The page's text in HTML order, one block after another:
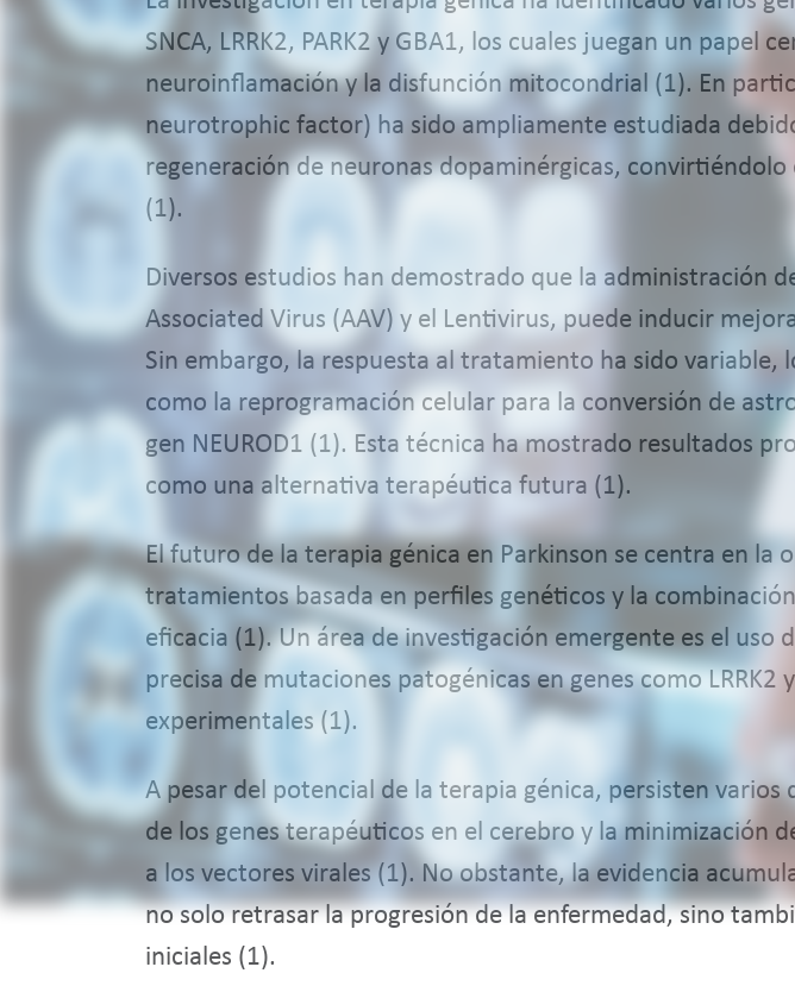
SNCA, LRRK2, PARK2 y GBA1, los cuales juegan un
neuroinflamación y la disfunción mitocondrial (1). En
neurotrophic factor) ha sido ampliamente estudiada
regeneración de neuronas dopaminérgicas,
(1).
Diversos estudios han demostrado que la administración
Associated Virus (AAV) y el Lentivirus, puede inducir
Sin embargo, la respuesta al tratamiento ha sido variable,
como la reprogramación celular para la conversión de
gen NEUROD1 (1). Esta técnica ha mostrado resultados
como una alternativa terapéutica futura (1).
El futuro de la terapia génica en Parkinson se centra en la
tratamientos basada en perfiles genéticos y la
eficacia (1). Un área de investigación emergente es el uso
precisa de mutaciones patogénicas en genes como
experimentales (1).
A pesar del potencial de la terapia génica, persisten
de los genes terapéuticos en el cerebro y la minimización
a los vectores virales (1). No obstante, la evidencia
no solo retrasar la progresión de la enfermedad, sino
iniciales (1).